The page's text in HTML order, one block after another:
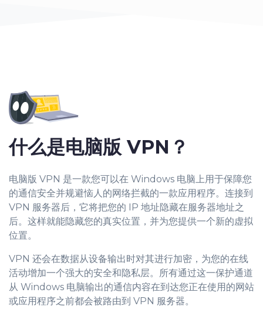
电脑版 VPN 是一款您可以在 Windows 电脑上用于保障您
的通信安全并规避恼人的网络拦截的一款应用程序。连接到
VPN 服务器后，它将把您的 IP 地址隐藏在服务器地址之
后。这样就能隐藏您的真实位置，并为您提供一个新的虚拟
位置。
VPN 还会在数据从设备输出时对其进行加密，为您的在线
活动增加一个强大的安全和隐私层。所有通过这一保护通道
从 Windows 电脑输出的通信内容在到达您正在使用的网站
或应用程序之前都会被路由到 VPN 服务器。
什么是电脑版 VPN？